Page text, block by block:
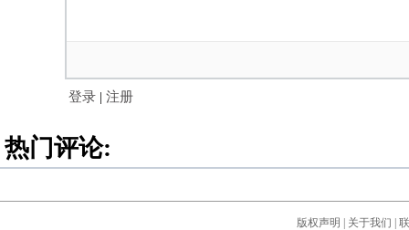
登录 | 注册
热门评论:
版权声明 关于我们